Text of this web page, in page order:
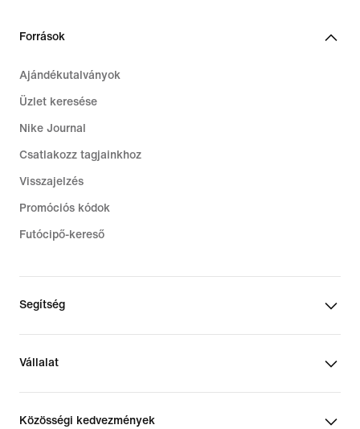
Források
Ajándékutalványok
Üzlet keresése
Nike Journal
Csatlakozz tagjainkhoz
Visszajelzés
Promóciós kódok
Futócipő-kereső
Segítség
Vállalat
Közösségi kedvezmények